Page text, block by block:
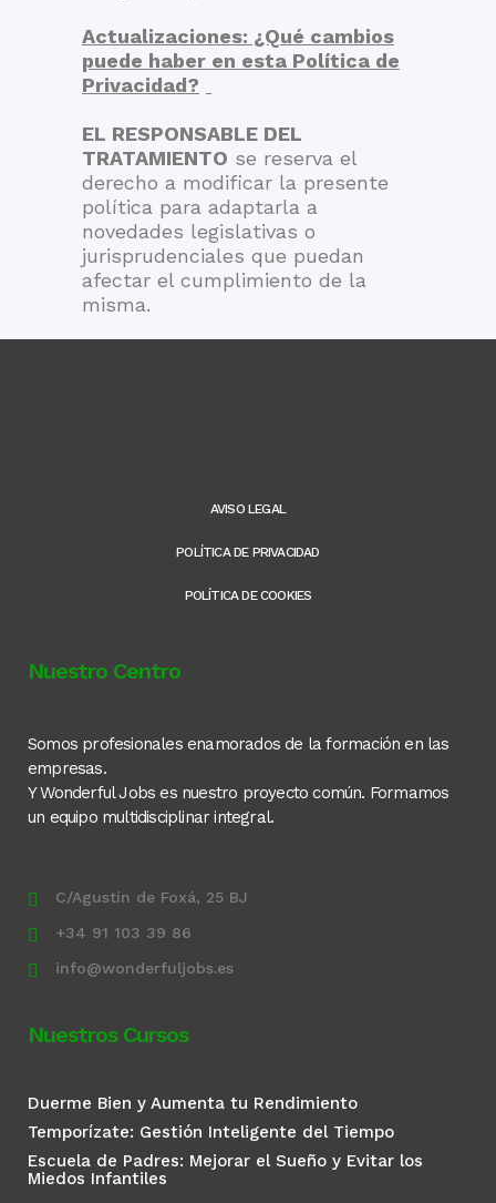
Actualizaciones: ¿Qué cambios
puede haber en esta Política de
Privacidad?
EL RESPONSABLE DEL
TRATAMIENTO se reserva el
derecho a modificar la presente
política para adaptarla a
novedades legislativas o
jurisprudenciales que puedan
afectar el cumplimiento de la
misma.
AVISO LEGAL
POLÍTICA DE PRIVACIDAD
POLÍTICA DE COOKIES
Nuestro Centro
Somos profesionales enamorados de la formación en las
empresas.
Y Wonderful Jobs es nuestro proyecto común. Formamos
un equipo multidisciplinar integral.
C/Agustín de Foxá, 25 BJ
+34 91 103 39 86
info@wonderfuljobs.es
Nuestros Cursos
Duerme Bien y Aumenta tu Rendimiento
Temporízate: Gestión Inteligente del Tiempo
Escuela de Padres: Mejorar el Sueño y Evitar los
Miedos Infantiles